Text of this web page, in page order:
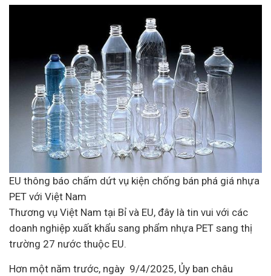
EU thông báo chấm dứt vụ kiện chống bán phá giá nhựa
PET với Việt Nam
Thương vụ Việt Nam tại Bỉ và EU, đây là tin vui với các
doanh nghiệp xuất khẩu sang phẩm nhựa PET sang thị
trường 27 nước thuộc EU.
Hơn một năm trước, ngày 9/4/2025, Ủy ban châu